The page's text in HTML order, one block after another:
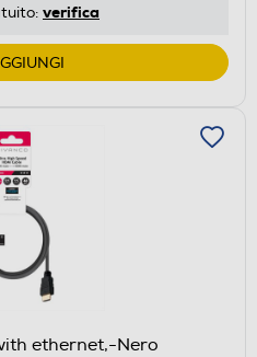
verifica
ethernet,-Nero